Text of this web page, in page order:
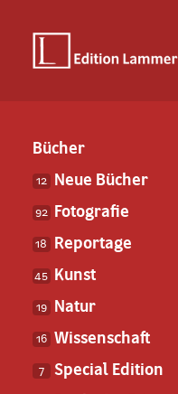
Bücher
12 Neue Bücher
92 Fotografie
18 Reportage
45 Kunst
19 Natur
16 Wissenschaft
7 Special Edition